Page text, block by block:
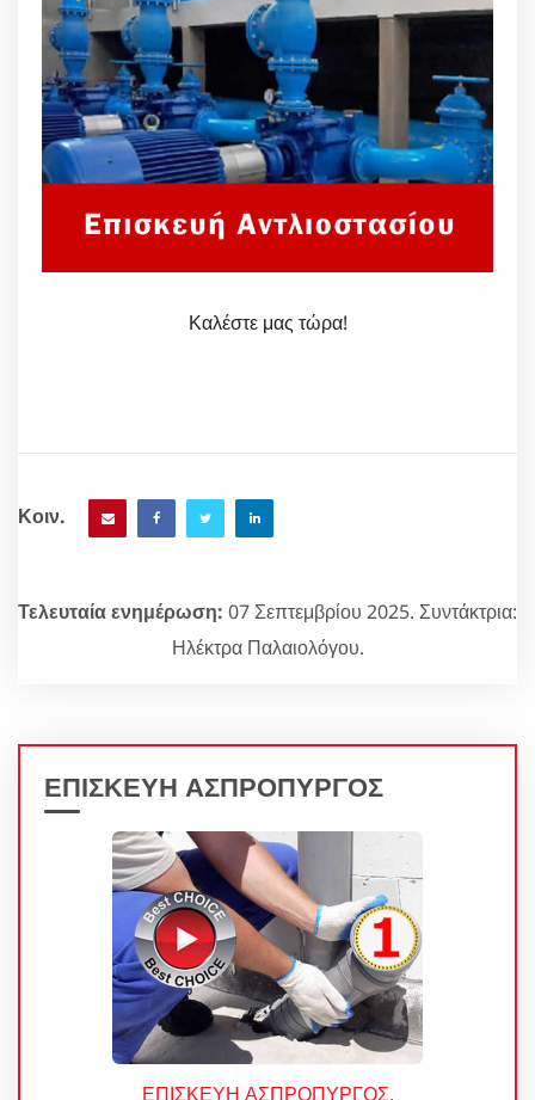
Καλέστε μας τώρα!
Κοιν.
Τελευταία ενημέρωση: 07 Σεπτεμβρίου 2025. Συντάκτρια:
Ηλέκτρα Παλαιολόγου.
ΕΠΙΣΚΕΥΗ ΑΣΠΡΟΠΥΡΓΟΣ
ΕΠΙΣΚΕΥΗ ΑΣΠΡΟΠΥΡΓΟΣ.